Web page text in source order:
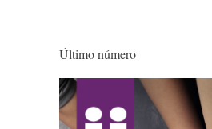
Último número